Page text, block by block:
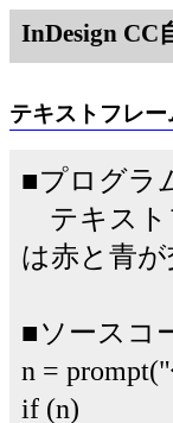
InDesign CC
テキストフレ
■プログラ
テキスト
は赤と青が
■ソースコ
n =
if (n)